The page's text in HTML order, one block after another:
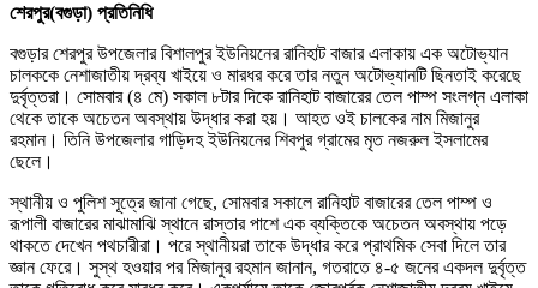
শেরপুর(বগুড়া) প্রতিনিধি
বগুড়ার শেরপুর উপজেলার বিশালপুর ইউনিয়নের রানিহাট বাজার এলাকায় এক অটোভ্যান
চালককে নেশাজাতীয় দ্রব্য খাইয়ে ও মারধর করে তার নতুন অটোভ্যানটি ছিনতাই করেছে
দুর্বৃত্তরা। সোমবার (৪ মে) সকাল ৮টার দিকে রানিহাট বাজারের তেল পাম্প সংলগ্ন এলাকা
থেকে তাকে অচেতন অবস্থায় উদ্ধার করা হয়। আহত ওই চালকের নাম মিজানুর
রহমান। তিনি উপজেলার গাড়িদহ ইউনিয়নের শিবপুর গ্রামের মৃত নজরুল ইসলামের
ছেলে।
স্থানীয় ও পুলিশ সূত্রে জানা গেছে, সোমবার সকালে রানিহাট বাজারের তেল পাম্প ও
রূপালী বাজারের মাঝামাঝি স্থানে রাস্তার পাশে এক ব্যক্তিকে অচেতন অবস্থায় পড়ে
থাকতে দেখেন পথচারীরা। পরে স্থানীয়রা তাকে উদ্ধার করে প্রাথমিক সেবা দিলে তার
জ্ঞান ফেরে। সুস্থ হওয়ার পর মিজানুর রহমান জানান, গতরাতে ৪-৫ জনের একদল দুর্বৃত্ত